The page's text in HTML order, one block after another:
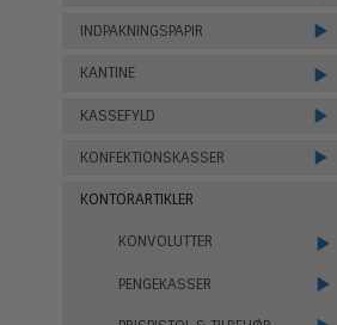
INDPAKNINGSPAPIR
KANTINE
KASSEFYLD
KONFEKTIONSKASSER
KONTORARTIKLER
KONVOLUTTER
PENGEKASSER